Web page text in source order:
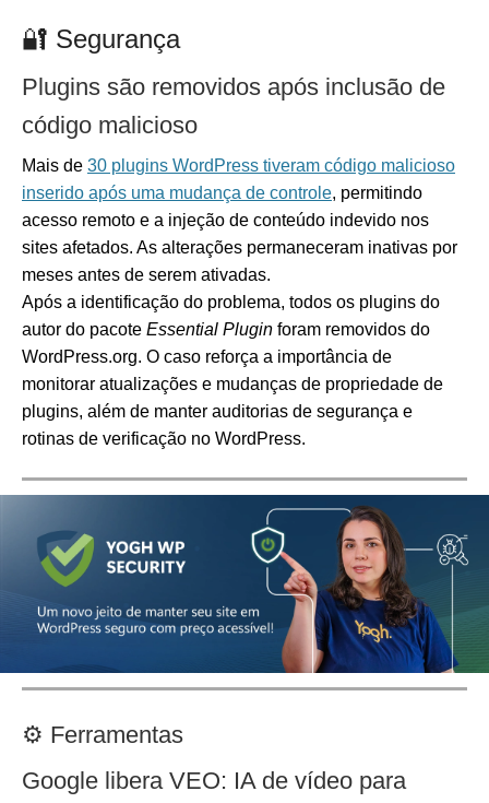
🔐 Segurança
Plugins são removidos após inclusão de
código malicioso
Mais de 30 plugins WordPress tiveram código malicioso
inserido após uma mudança de controle, permitindo
acesso remoto e a injeção de conteúdo indevido nos
sites afetados. As alterações permaneceram inativas por
meses antes de serem ativadas.
Após a identificação do problema, todos os plugins do
autor do pacote Essential Plugin foram removidos do
WordPress.org. O caso reforça a importância de
monitorar atualizações e mudanças de propriedade de
plugins, além de manter auditorias de segurança e
rotinas de verificação no WordPress.
⚙️ Ferramentas
Google libera VEO: IA de vídeo para